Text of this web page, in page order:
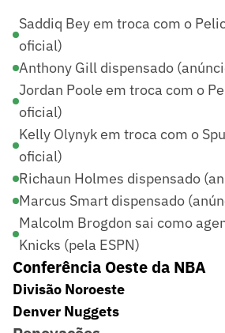
Saddiq Bey em troca com o
oficial)
Anthony Gill dispensado
Jordan Poole em troca com o
oficial)
Kelly Olynyk em troca com o
oficial)
Richaun Holmes dispensado
Marcus Smart dispensado
Malcolm Brogdon sai como
Knicks (pela ESPN)
Conferência Oeste da NBA
Divisão Noroeste
Denver Nuggets